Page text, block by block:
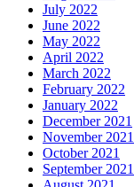
July 2022
June 2022
May 2022
April 2022
March 2022
February 2022
January 2022
December 2021
November 2021
October 2021
September 2021